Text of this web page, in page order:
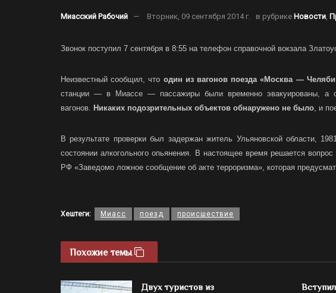
Миасский Рабочий Вторник, 09 сентября 2014 г. в рубрике Новости
Звонок поступил 7 сентября в 8:55 на телефон справочной вокзала
Неизвестный сообщил, что один из вагонов поезда «Москва —
станции — в Миассе — пассажиры были временно эвакуированы, а
вагонов.
Никаких подозрительных объектов обнаружено не было , и
В результате проверки был задержан житель Ульяновской области,
состоянии алкогольного опьянения. В настоящее время решается
РФ «Заведомо ложное сообщение об акте терроризма», которая
Хештеги: Миасс поезд происшествие
Похожие темы
Двух туристов из